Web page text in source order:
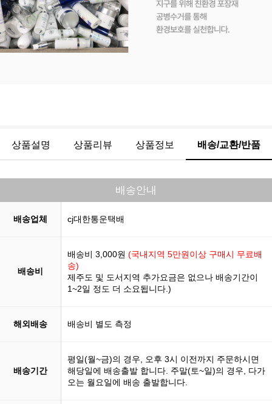
상품설명 상품리뷰 상품정보 배송/교환/반품
배송안내
배송업체 cj대한통운택배
배송비
배송비 3,000원 (국내지역 5만원이상 구매시 무료배
송)
제주도 및 도서지역 추가요금은 없으나 배송기간이
1~2일 정도 더 소요됩니다.)
해외배송 배송비 별도 측정
배송기간
평일(월~금)의 경우, 오후 3시 이전까지 주문하시면
해당일에 배송출발 합니다. 주말(토~일)의 경우, 다가
오는 월요일에 배송 출발합니다.